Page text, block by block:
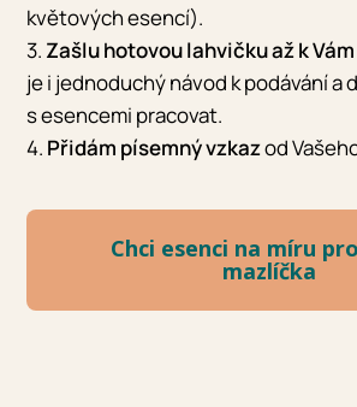
květových esencí).
3. Zašlu hotovou lahvičku až k
je i jednoduchý návod k podávání a
s esencemi pracovat.
4. Přidám písemný vzkazod
Chci esenci na míru
mazlíčka